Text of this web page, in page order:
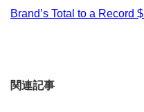
Brand’s Total to a Record
関連記事